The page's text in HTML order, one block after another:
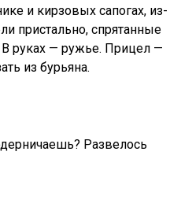
и кирзовых сапогах, из-
пристально, спрятанные
В руках — ружье. Прицел —
из бурьяна.
Развелось